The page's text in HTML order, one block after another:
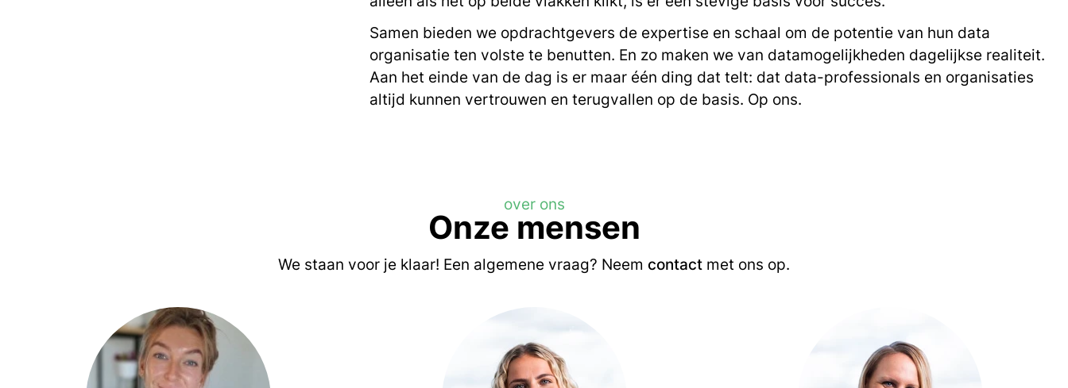
Samen bieden we opdrachtgevers de expertise en schaal om de potentie van hun data
organisatie ten volste te benutten. En zo maken we van datamogelijkheden dagelijkse realiteit.
Aan het einde van de dag is er maar één ding dat telt: dat data-professionals en organisaties
altijd kunnen vertrouwen en terugvallen op de basis. Op ons.
over ons
Onze mensen
We staan voor je klaar! Een algemene vraag? Neem contact met ons op.